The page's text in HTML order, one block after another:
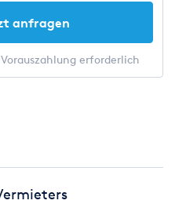
anfragen
erforderlich